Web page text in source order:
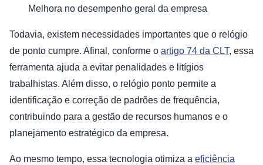
Melhora no desempenho geral da empresa
Todavia, existem necessidades importantes que o relógio
de ponto cumpre. Afinal, conforme o artigo 74 da CLT, essa
ferramenta ajuda a evitar penalidades e litígios
trabalhistas. Além disso, o relógio ponto permite a
identificação e correção de padrões de frequência,
contribuindo para a gestão de recursos humanos e o
planejamento estratégico da empresa.
Ao mesmo tempo, essa tecnologia otimiza a eficiência